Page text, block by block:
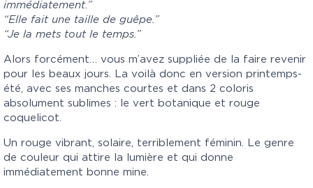
immédiatement.”
“Elle fait une taille de guêpe.”
“Je la mets tout le temps.”
Alors forcément… vous m’avez suppliée de la faire revenir
pour les beaux jours. La voilà donc en version printemps-
été, avec ses manches courtes et dans 2 coloris
absolument sublimes : le vert botanique et rouge
coquelicot.
Un rouge vibrant, solaire, terriblement féminin. Le genre
de couleur qui attire la lumière et qui donne
immédiatement bonne mine.